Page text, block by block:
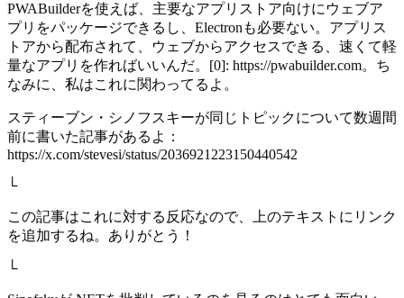
PWABuilderを使えば、主要なアプリストア向けにウェブア
プリをパッケージできるし、Electronも必要ない。アプリス
トアから配布されて、ウェブからアクセスできる、速くて軽
量なアプリを作ればいいんだ。[0]: https://pwabuilder.com。ち
なみに、私はこれに関わってるよ。
スティーブン・シノフスキーが同じトピックについて数週間
前に書いた記事があるよ：
https://x.com/stevesi/status/2036921223150440542
└
この記事はこれに対する反応なので、上のテキストにリンク
を追加するね。ありがとう！
└